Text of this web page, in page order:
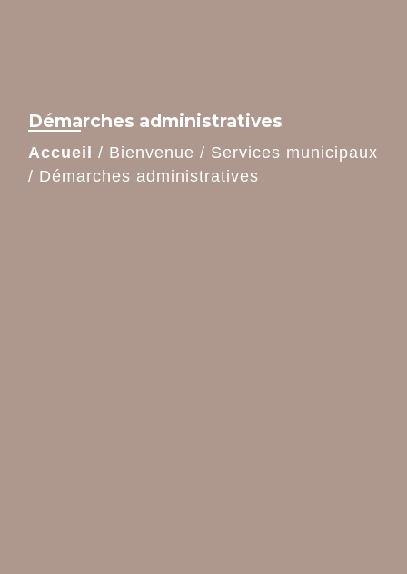
Démarches administratives
Accueil / Bienvenue / Services municipaux
/ Démarches administratives